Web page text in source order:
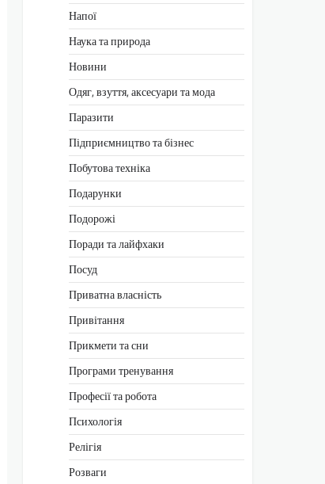
Напої
Наука та природа
Новини
Одяг, взуття, аксесуари та мода
Паразити
Підприємництво та бізнес
Побутова техніка
Подарунки
Подорожі
Поради та лайфхаки
Посуд
Приватна власність
Привітання
Прикмети та сни
Програми тренування
Професії та робота
Психологія
Релігія
Розваги